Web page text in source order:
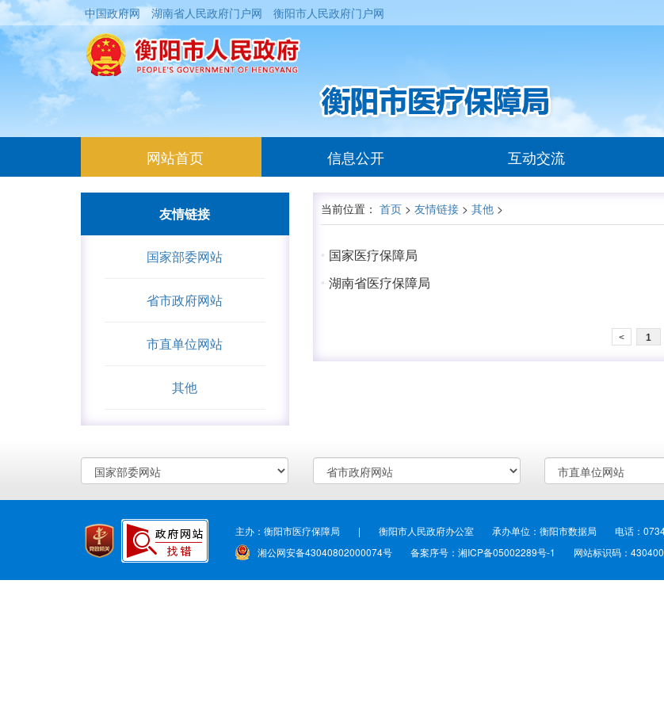
中国政府网 湖南省人民政府门户网 衡阳市人民政府门户网
网站首页(current) 信息公开 互动交流
友情链接
国家部委网站
省市政府网站
市直单位网站
其他
当前位置： 首页> 友情链接> 其他>
国家医疗保障局
湖南省医疗保障局
< 1
主办：衡阳市医疗保障局 | 衡阳市人民政府办公室 承办单位：衡阳市数据局
电话：
湘公网安备43040802000074号
备案序号：湘ICP备05002289号-1 网站标识码：